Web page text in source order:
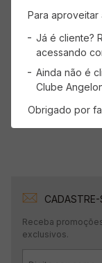
Faça login
Mais recentes
Nenhuma
CADASTRE-
Receba
exclusivos.
Para aproveitar
Já é cliente?
acessando
Ainda não é
Clube
Obrigado por